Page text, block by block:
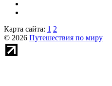
Карта сайта: 1 2
© 2026 Путешествия по миру